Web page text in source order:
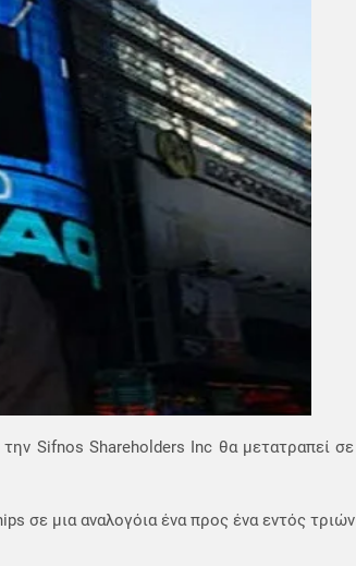
Sifnos Shareholders Inc θα μετατραπεί σε
σε μια αναλογόια ένα προς ένα εντός τριών